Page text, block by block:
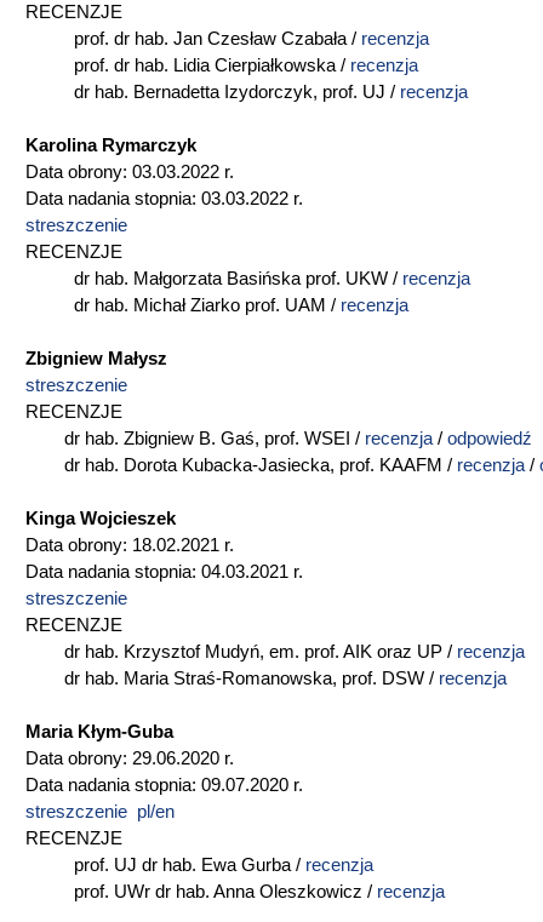
RECENZJE
prof. dr hab. Jan Czesław Czabała / recenzja
prof. dr hab. Lidia Cierpiałkowska / recenzja
dr hab. Bernadetta Izydorczyk, prof. UJ / recenzja
Karolina Rymarczyk
Data obrony: 03.03.2022 r.
Data nadania stopnia: 03.03.2022 r.
streszczenie
RECENZJE
dr hab. Małgorzata Basińska prof. UKW / recenzja
dr hab. Michał Ziarko prof. UAM / recenzja
Zbigniew Małysz
streszczenie
RECENZJE
dr hab. Zbigniew B. Gaś, prof. WSEI / recenzja / odpowiedź
dr hab. Dorota Kubacka-Jasiecka, prof. KAAFM / recenzja /
Kinga Wojcieszek
Data obrony: 18.02.2021 r.
Data nadania stopnia: 04.03.2021 r.
streszczenie
RECENZJE
dr hab. Krzysztof Mudyń, em. prof. AIK oraz UP / recenzja
dr hab. Maria Straś-Romanowska, prof. DSW / recenzja
Maria Kłym-Guba
Data obrony: 29.06.2020 r.
Data nadania stopnia: 09.07.2020 r.
streszczenie pl/en
RECENZJE
prof. UJ dr hab. Ewa Gurba / recenzja
prof. UWr dr hab. Anna Oleszkowicz / recenzja